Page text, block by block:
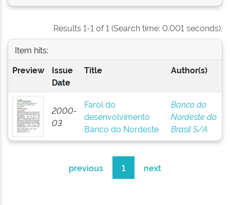
Results 1-1 of 1 (Search time: 0.001 seconds).
Item hits:
Preview
Issue
Date
Title Author(s)
2000-
03
Farol do
desenvolvimento
Banco do Nordeste
Banco do
Nordeste do
Brasil S/A
previous 1 next